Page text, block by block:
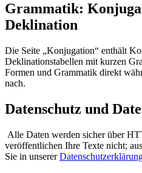
Grammatik:
Deklination
Die Seite „Konjugation“ enthält
Deklinationstabellen mit kurzen
Formen und Grammatik direkt
nach.
Datenschutz und
Alle Daten werden sicher über
veröffentlichen Ihre Texte nicht;
Sie in unserer